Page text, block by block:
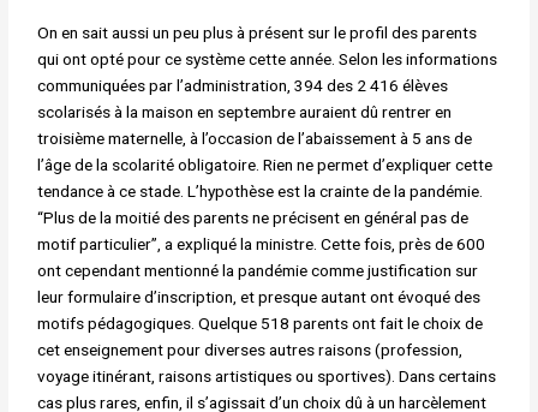
On en sait aussi un peu plus à présent sur le profil des parents
qui ont opté pour ce système cette année. Selon les informations
communiquées par l’administration, 394 des 2 416 élèves
scolarisés à la maison en septembre auraient dû rentrer en
troisième maternelle, à l’occasion de l’abaissement à 5 ans de
l’âge de la scolarité obligatoire. Rien ne permet d’expliquer cette
tendance à ce stade. L’hypothèse est la crainte de la pandémie.
“Plus de la moitié des parents ne précisent en général pas de
motif particulier”, a expliqué la ministre. Cette fois, près de 600
ont cependant mentionné la pandémie comme justification sur
leur formulaire d’inscription, et presque autant ont évoqué des
motifs pédagogiques. Quelque 518 parents ont fait le choix de
cet enseignement pour diverses autres raisons (profession,
voyage itinérant, raisons artistiques ou sportives). Dans certains
cas plus rares, enfin, il s’agissait d’un choix dû à un harcèlement